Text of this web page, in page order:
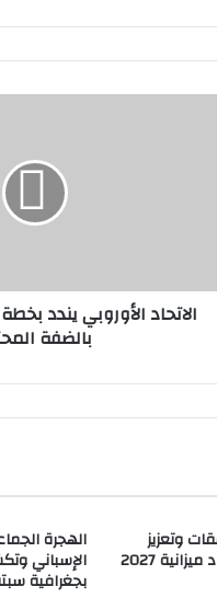
الاتحاد الأوروبي يندد
بالضفة
وتعزيز
2027
الهجرة
الإسباني
بجغرافية